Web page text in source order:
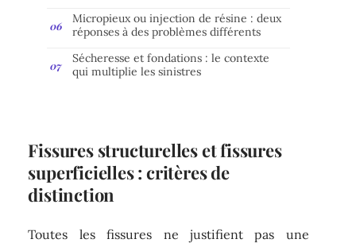
Micropieux ou injection de résine : deux
réponses à des problèmes différents
Sécheresse et fondations : le contexte
qui multiplie les sinistres
Fissures structurelles et fissures
superficielles : critères de
distinction
Toutes les fissures ne justifient pas une